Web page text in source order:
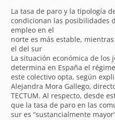
La tasa de paro y la tipología
condicionan las posibilidades
empleo en el
norte es más estable,
el del sur
La situación económica de los
determina en España el
este colectivo opta, según
Alejandra Mora Gallego,
TECTUM. Al respecto, desde
que la tasa de paro en las
sur es “sustancialmente